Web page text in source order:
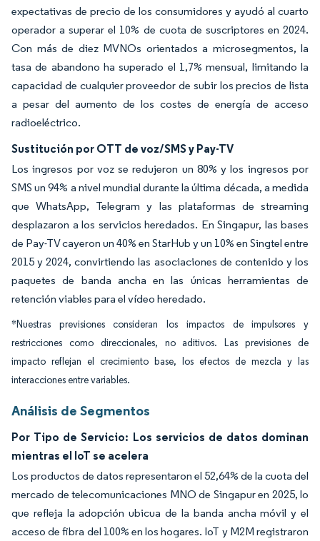
expectativas de precio de los consumidores y ayudó al cuarto
operador a superar el 10% de cuota de suscriptores en 2024.
Con más de diez MVNOs orientados a microsegmentos, la
tasa de abandono ha superado el 1,7% mensual, limitando la
capacidad de cualquier proveedor de subir los precios de lista
a pesar del aumento de los costes de energía de acceso
radioeléctrico.
Sustitución por OTT de voz/SMS y Pay-TV
Los ingresos por voz se redujeron un 80% y los ingresos por
SMS un 94% a nivel mundial durante la última década, a medida
que WhatsApp, Telegram y las plataformas de streaming
desplazaron a los servicios heredados. En Singapur, las bases
de Pay-TV cayeron un 40% en StarHub y un 10% en Singtel entre
2015 y 2024, convirtiendo las asociaciones de contenido y los
paquetes de banda ancha en las únicas herramientas de
retención viables para el vídeo heredado.
*Nuestras previsiones consideran los impactos de impulsores y
restricciones como direccionales, no aditivos. Las previsiones de
impacto reflejan el crecimiento base, los efectos de mezcla y las
interacciones entre variables.
Análisis de Segmentos
Por Tipo de Servicio: Los servicios de datos dominan
mientras el IoT se acelera
Los productos de datos representaron el 52,64% de la cuota del
mercado de telecomunicaciones MNO de Singapur en 2025, lo
que refleja la adopción ubicua de la banda ancha móvil y el
acceso de fibra del 100% en los hogares. IoT y M2M registraron